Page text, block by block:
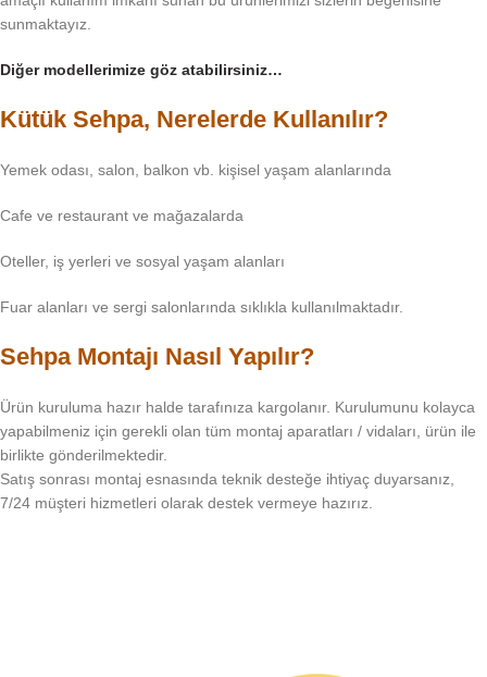
sunmaktayız.
Diğer modellerimize göz atabilirsiniz…
Kütük Sehpa, Nerelerde Kullanılır?
Yemek odası, salon, balkon vb. kişisel yaşam alanlarında
Cafe ve restaurant ve mağazalarda
Oteller, iş yerleri ve sosyal yaşam alanları
Fuar alanları ve sergi salonlarında sıklıkla kullanılmaktadır.
Sehpa Montajı Nasıl Yapılır?
Ürün kuruluma hazır halde tarafınıza kargolanır. Kurulumunu kolayca
yapabilmeniz için gerekli olan tüm montaj aparatları / vidaları, ürün ile
birlikte gönderilmektedir.
Satış sonrası montaj esnasında teknik desteğe ihtiyaç duyarsanız,
7/24 müşteri hizmetleri olarak destek vermeye hazırız.